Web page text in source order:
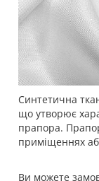
Синтетична
що утворює
прапора.
приміщеннях
Ви можете